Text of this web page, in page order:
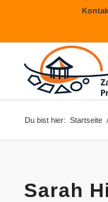
Du bist hier: Startseite /
Sarah